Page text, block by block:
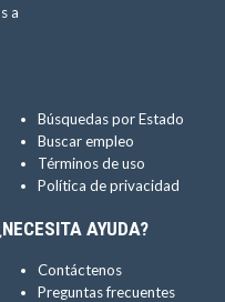
a
Búsquedas por Estado
Buscar empleo
Términos de uso
Política de privacidad
AYUDA?
Contáctenos
Preguntas frecuentes